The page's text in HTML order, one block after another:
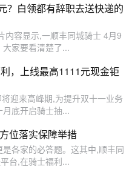
？白领都有辞职去送快递的
内容显示,一顺丰同城骑士 4月9
家要看清楚了...
，上线最高1111元现金钜
迎来高峰期,为提升双十一业务
底开启骑士抽...
位落实保障举措
各家的必答题。这其中,顺丰同
台,在骑士福利...